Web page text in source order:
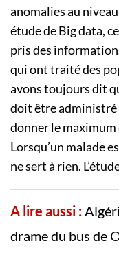
anomalies au
étude de Big data,
pris des
qui ont traité des
avons toujours dit
doit être administré
donner le maximum
Lorsqu’un malade
ne sert à rien.
A lire aussi :
drame du bus de